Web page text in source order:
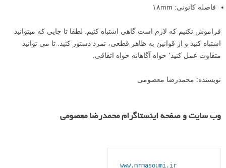
فاصله کانونی: ۱۸mm
فراموش نکنیم که لازم است گاهی اشتباه کنیم. لطفا تا جایی که میتوانید
اشتباه کنید و از قوانین به ظاهر قطعی، تمرد دستور کنید. تا می توانید
متفاوت عمل کنید٬ خواه آگاهانه خواه اتفاقی.
نویسنده: محمدرضا معصومی
وب سایت و صفحه اینستاگرام محمدرضا معصومی
www.mrmasoumi.ir